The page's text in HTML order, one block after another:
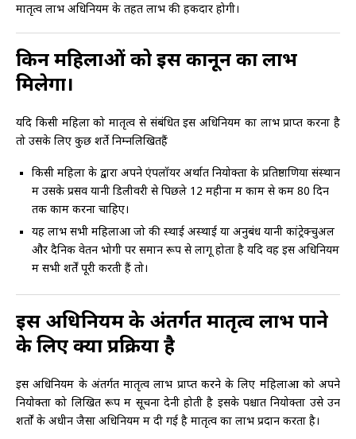
मातृत्व लाभ अधिनियम के तहत लाभ की हकदार होगी।
किन महिलाओं को इस कानून का लाभ
मिलेगा।
यदि किसी महिला को मातृत्व से संबंधित इस अधिनियम का लाभ प्राप्त करना है
तो उसके लिए कुछ शर्ते निम्नलिखितहैं
किसी महिला के द्वारा अपने एंपलॉयर अर्थात नियोक्ता के प्रतिष्ठाणिया संस्थान
में उसके प्रसव यानी डिलीवरी से पिछले 12 महीना में काम से कम 80 दिन
तक काम करना चाहिए।
यह लाभ सभी महिलाओं जो की स्थाई अस्थाई या अनुबंध यानी कांट्रेक्चुअल
और दैनिक वेतन भोगी पर समान रूप से लागू होता है यदि वह इस अधिनियम
में सभी शर्तें पूरी करती हैं तो।
इस अधिनियम के अंतर्गत मातृत्व लाभ पाने
के लिए क्या प्रक्रिया है
इस अधिनियम के अंतर्गत मातृत्व लाभ प्राप्त करने के लिए महिलाओं को अपने
नियोक्ता को लिखित रूप में सूचना देनी होती है इसके पश्चात नियोक्ता उसे उन
शर्तों के अधीन जैसा अधिनियम में दी गई है मातृत्व का लाभ प्रदान करता है।